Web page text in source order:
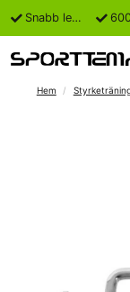
Snabb leverans
Hem